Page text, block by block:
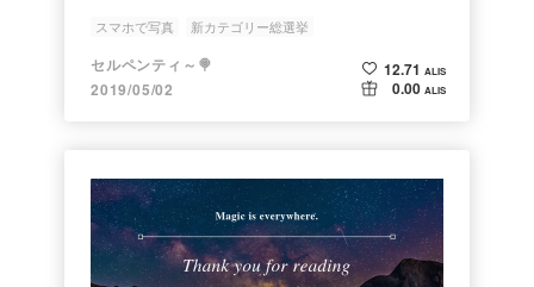
スマホで写真 新カテゴリー総選挙
セルペンティ～🍭
2019/05/02
12.71 ALIS
0.00 ALIS